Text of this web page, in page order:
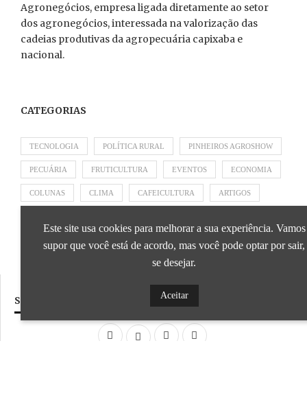
Agronegócios, empresa ligada diretamente ao setor
dos agronegócios, interessada na valorização das
cadeias produtivas da agropecuária capixaba e
nacional.
CATEGORIAS
TECNOLOGIA POLÍTICA RURAL PINHEIROS AGROSHOW
PECUÁRIA FRUTICULTURA EVENTOS ECONOMIA
COLUNAS CLIMA CAFEICULTURA ARTIGOS
APRESENTADO POR BRAPEX
SIGA NOSSAS REDES SOCIAIS
Este site usa cookies para melhorar a sua experiência. Vamos
supor que você está de acordo, mas você pode optar por sair,
se desejar.
Aceitar